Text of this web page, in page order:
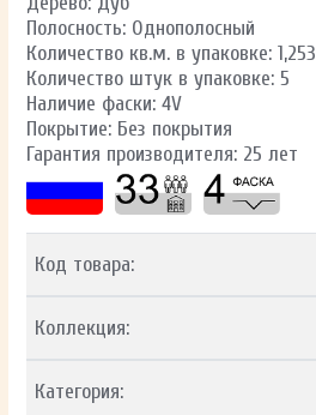
Полосность: Однополосный
Количество кв.м. в упаковке: 1,253
Количество штук в упаковке: 5
Наличие фаски: 4V
Покрытие: Без покрытия
Гарантия производителя: 25 лет
Код товара:
Коллекция:
Категория: